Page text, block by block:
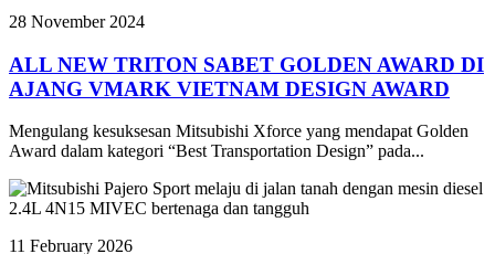
28 November 2024
ALL NEW TRITON SABET GOLDEN AWARD DI
AJANG VMARK VIETNAM DESIGN AWARD
Mengulang kesuksesan Mitsubishi Xforce yang mendapat Golden
Award dalam kategori “Best Transportation Design” pada...
11 February 2026